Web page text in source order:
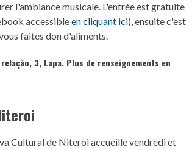
l'ambiance musicale. L'entrée est gratuite
accessibleen cliquant ici), ensuite c'est
faites don d'aliments.
3, Lapa. Plus de renseignements en
Cultural de Niteroi accueille vendredi et